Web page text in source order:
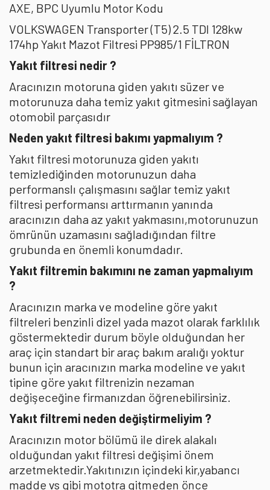
AXE, BPC Uyumlu Motor Kodu
VOLKSWAGEN Transporter (T5) 2.5 TDI 128kw
174hp Yakıt Mazot Filtresi PP985/1 FİLTRON
Yakıt filtresi nedir ?
Aracınızın motoruna giden yakıtı süzer ve
motorunuza daha temiz yakıt gitmesini sağlayan
otomobil parçasıdır
Neden yakıt filtresi bakımı yapmalıyım ?
Yakıt filtresi motorunuza giden yakıtı
temizlediğinden motorunuzun daha
performanslı çalışmasını sağlar temiz yakıt
filtresi performansı arttırmanın yanında
aracınızın daha az yakıt yakmasını,motorunuzun
ömrünün uzamasını sağladığından filtre
grubunda en önemli konumdadır.
Yakıt filtremin bakımını ne zaman yapmalıyım
?
Aracınızın marka ve modeline göre yakıt
filtreleri benzinli dizel yada mazot olarak farklılık
göstermektedir durum böyle olduğundan her
araç için standart bir araç bakım aralığı yoktur
bunun için aracınızın marka modeline ve yakıt
tipine göre yakıt filtrenizin nezaman
değişeceğine firmanızdan öğrenebilirsiniz.
Yakıt filtremi neden değiştirmeliyim ?
Aracınızın motor bölümü ile direk alakalı
olduğundan yakıt filtresi değişimi önem
arzetmektedir.Yakıtınızın içindeki kir,yabancı
madde vs gibi mototra gitmeden önce